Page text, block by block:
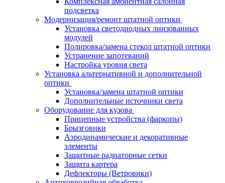
подсветка
Модернизация/ремонт штатной оптики
Установка светодиодных линзованных
модулей
Полировка/замена стекол штатной оптики
Устранение запотеваний
Настройка уровня света
Установка альтернативной и дополнительной
оптики
Установка/замена штатной оптики
Дополнительные источники света
Оборудование для кузова
Прицепные устройства (фаркопы)
Брызговики
Аэродинамические и декоративные
элементы
Защитные радиаторные сетки
Защита картера
Дефлекторы (Ветровики)